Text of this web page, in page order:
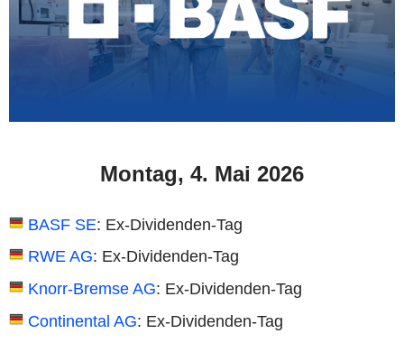
Montag, 4. Mai 2026
BASF SE: Ex-Dividenden-Tag
RWE AG: Ex-Dividenden-Tag
Knorr-Bremse AG: Ex-Dividenden-Tag
Continental AG: Ex-Dividenden-Tag